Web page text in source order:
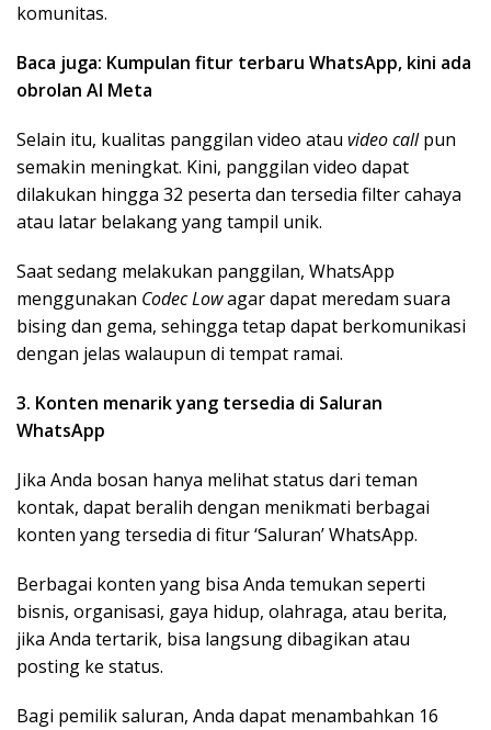
komunitas.
Baca juga: Kumpulan fitur terbaru WhatsApp, kini ada
obrolan AI Meta
Selain itu, kualitas panggilan video atau video callpun
semakin meningkat. Kini, panggilan video dapat
dilakukan hingga 32 peserta dan tersedia filter cahaya
atau latar belakang yang tampil unik.
Saat sedang melakukan panggilan, WhatsApp
menggunakan Codec Lowagar dapat meredam suara
bising dan gema, sehingga tetap dapat berkomunikasi
dengan jelas walaupun di tempat ramai.
3. Konten menarik yang tersedia di Saluran
WhatsApp
Jika Anda bosan hanya melihat status dari teman
kontak, dapat beralih dengan menikmati berbagai
konten yang tersedia di fitur ‘Saluran’ WhatsApp.
Berbagai konten yang bisa Anda temukan seperti
bisnis, organisasi, gaya hidup, olahraga, atau berita,
jika Anda tertarik, bisa langsung dibagikan atau
posting ke status.
Bagi pemilik saluran, Anda dapat menambahkan 16